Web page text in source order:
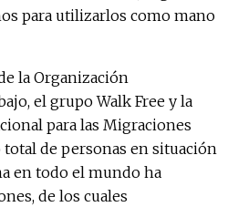
para utilizarlos como mano
la Organización
el grupo Walk Free y la
para las Migraciones
de personas en situación
en todo el mundo ha
de los cuales